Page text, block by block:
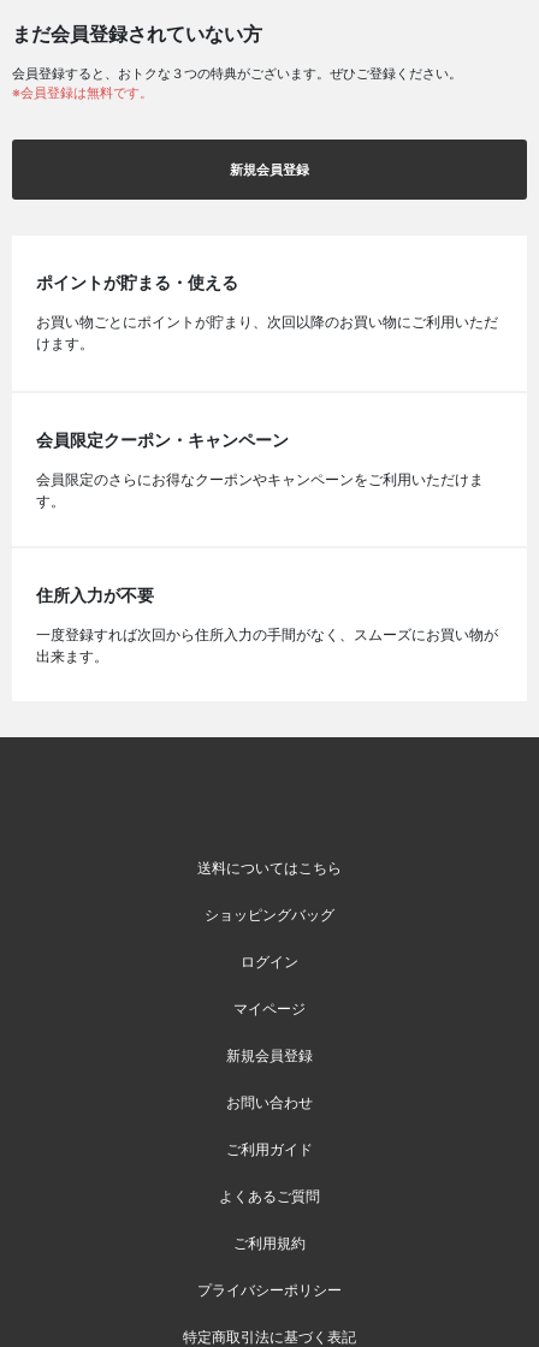
まだ会員登録されていない方
会員登録すると、おトクな３つの特典がございます。ぜひご登録ください。
※会員登録は無料です。
新規会員登録
ポイントが貯まる・使える
お買い物ごとにポイントが貯まり、次回以降のお買い物にご利用いただ
けます。
会員限定クーポン・キャンペーン
会員限定のさらにお得なクーポンやキャンペーンをご利用いただけま
す。
住所入力が不要
一度登録すれば次回から住所入力の手間がなく、スムーズにお買い物が
出来ます。
送料についてはこちら
ショッピングバッグ
ログイン
マイページ
新規会員登録
お問い合わせ
ご利用ガイド
よくあるご質問
ご利用規約
プライバシーポリシー
特定商取引法に基づく表記